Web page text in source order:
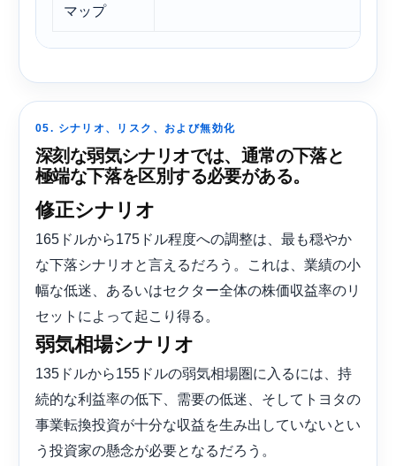
マップ
05. シナリオ、リスク、および無効化
深刻な弱気シナリオでは、通常の下落と
極端な下落を区別する必要がある。
修正シナリオ
165ドルから175ドル程度への調整は、最も穏やか
な下落シナリオと言えるだろう。これは、業績の小
幅な低迷、あるいはセクター全体の株価収益率のリ
セットによって起こり得る。
弱気相場シナリオ
135ドルから155ドルの弱気相場圏に入るには、持
続的な利益率の低下、需要の低迷、そしてトヨタの
事業転換投資が十分な収益を生み出していないとい
う投資家の懸念が必要となるだろう。